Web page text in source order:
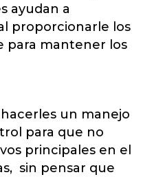
ayudan a
proporcionarle los
para mantener los
hacerles un manejo
para que no
principales en el
sin pensar que